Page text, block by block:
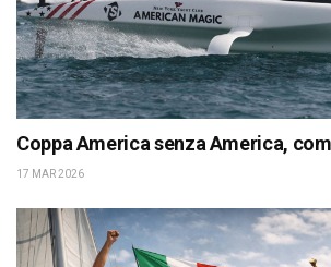
Coppa America senza America,
17 MAR 2026